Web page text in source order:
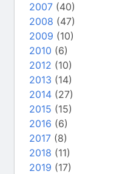
2007 (40)
2008 (47)
2009 (10)
2010 (6)
2012 (10)
2013 (14)
2014 (27)
2015 (15)
2016 (6)
2017 (8)
2018 (11)
2019 (17)